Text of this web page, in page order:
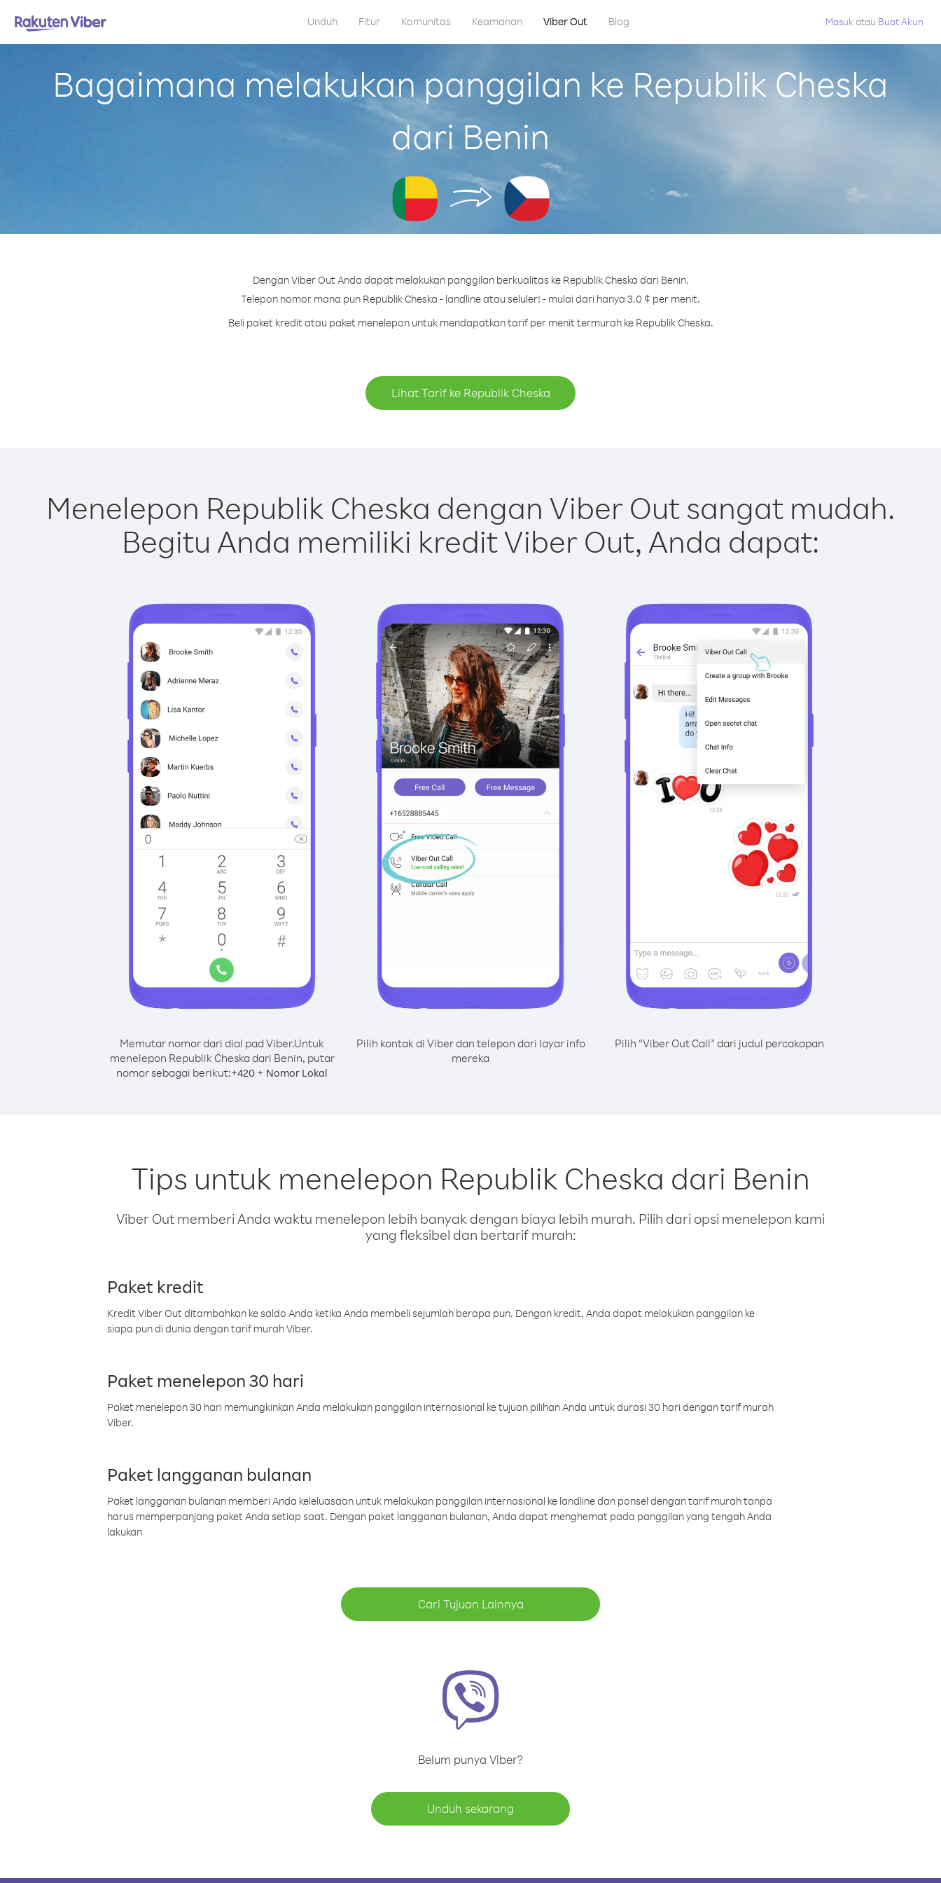
Unduh Fitur Komunitas Keamanan Viber Out Blog Masuk atau Buat Akun
Bagaimana melakukan panggilan ke Republik Cheska
dari Benin
Dengan Viber Out Anda dapat melakukan panggilan berkualitas ke Republik Cheska dari Benin.
Telepon nomor mana pun Republik Cheska - landline atau seluler! - mulai dari hanya 3.0 ¢ per menit.
Beli paket kredit atau paket menelepon untuk mendapatkan tarif per menit termurah ke Republik Cheska.
Lihat Tarif ke Republik Cheska
Menelepon Republik Cheska dengan Viber Out sangat mudah.
Begitu Anda memiliki kredit Viber Out, Anda dapat:
Memutar nomor dari dial pad Viber.Untuk
menelepon Republik Cheska dari Benin, putar
nomor sebagai berikut:+420 + Nomor Lokal
Pilih kontak di Viber dan telepon dari layar info
mereka
Pilih “Viber Out Call” dari judul percakapan
Tips untuk menelepon Republik Cheska dari Benin
Viber Out memberi Anda waktu menelepon lebih banyak dengan biaya lebih murah. Pilih dari opsi menelepon kami
yang fleksibel dan bertarif murah:
Paket kredit
Kredit Viber Out ditambahkan ke saldo Anda ketika Anda membeli sejumlah berapa pun. Dengan kredit, Anda dapat melakukan panggilan ke
siapa pun di dunia dengan tarif murah Viber.
Paket menelepon 30 hari
Paket menelepon 30 hari memungkinkan Anda melakukan panggilan internasional ke tujuan pilihan Anda untuk durasi 30 hari dengan tarif murah
Viber.
Paket langganan bulanan
Paket langganan bulanan memberi Anda keleluasaan untuk melakukan panggilan internasional ke landline dan ponsel dengan tarif murah tanpa
harus memperpanjang paket Anda setiap saat. Dengan paket langganan bulanan, Anda dapat menghemat pada panggilan yang tengah Anda
lakukan
Cari Tujuan Lainnya
Belum punya Viber?
Unduh sekarang